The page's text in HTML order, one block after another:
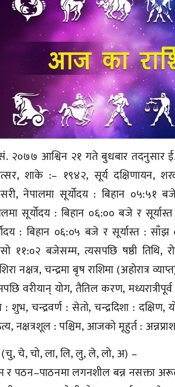
२०७७ आश्विन २१ गते बुधबार तदनुसार
शाके :– १९४२, सूर्य दक्षिणायन,
नेपालमा सूर्योदय : बिहान ०५:५१
सूर्योदय : बिहान ०६:०० बजे र
: बिहान ०६:०५ बजे र सूर्यास्त :
११:०२ बजेसम्म, त्यसपछि षष्ठी तिथि,
नक्षत्र, चन्द्रमा बृष राशिमा (अहोरात्र
वरीयान् योग, तैतिल करण,
: शुभ, चन्द्रवर्ण : सेतो, चन्द्रदिशा : दक्षिण,
नक्षत्रशूल : पश्चिम, आजको मूहुर्त :
चे, चो, ला, लि, लु, ले, लो, अ) –
र पठन–पाठनमा लगनशील बन्न नसक्ता